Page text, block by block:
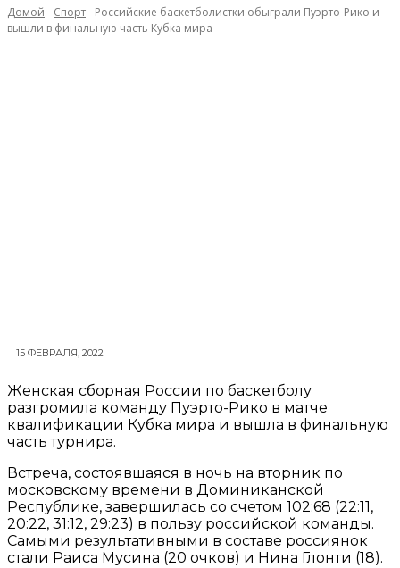
Домой Спорт
Российские баскетболистки обыграли Пуэрто-Рико и
вышли в финальную часть Кубка мира
15 ФЕВРАЛЯ, 2022
Женская сборная России по баскетболу
разгромила команду Пуэрто-Рико в матче
квалификации Кубка мира и вышла в финальную
часть турнира.
Встреча, состоявшаяся в ночь на вторник по
московскому времени в Доминиканской
Республике, завершилась со счетом 102:68 (22:11,
20:22, 31:12, 29:23) в пользу российской команды.
Самыми результативными в составе россиянок
стали Раиса Мусина (20 очков) и Нина Глонти (18).